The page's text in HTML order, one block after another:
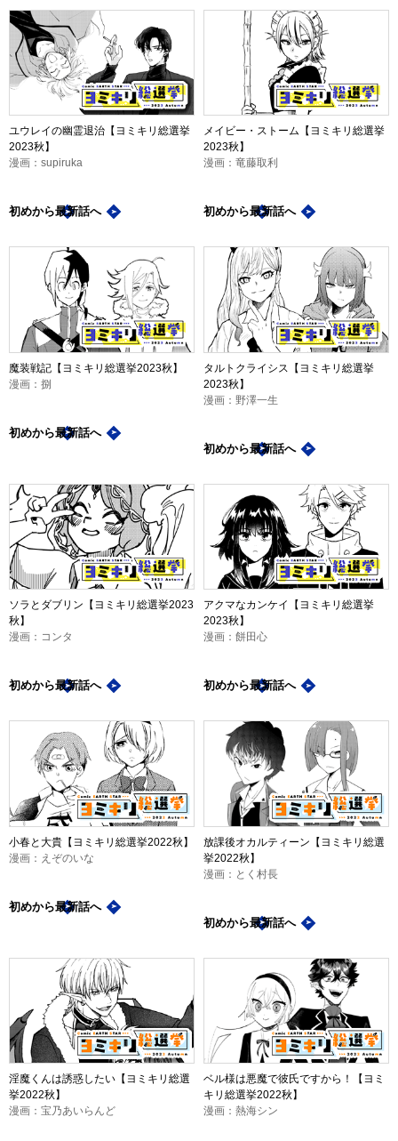
ユウレイの幽霊退治【ヨミキリ総選挙
2023秋】
漫画：supiruka
初めから最新話へ
メイビー・ストーム【ヨミキリ総選挙
2023秋】
漫画：竜藤取利
初めから最新話へ
魔装戦記【ヨミキリ総選挙2023秋】
漫画：捌
初めから最新話へ
タルトクライシス【ヨミキリ総選挙
2023秋】
漫画：野澤一生
初めから最新話へ
ソラとダブリン【ヨミキリ総選挙2023
秋】
漫画：コンタ
初めから最新話へ
アクマなカンケイ【ヨミキリ総選挙
2023秋】
漫画：餅田心
初めから最新話へ
小春と大貴【ヨミキリ総選挙2022秋】
漫画：えぞのいな
初めから最新話へ
放課後オカルティーン【ヨミキリ総選
挙2022秋】
漫画：とく村長
初めから最新話へ
淫魔くんは誘惑したい【ヨミキリ総選
挙2022秋】
漫画：宝乃あいらんど
ベル様は悪魔で彼氏ですから！【ヨミ
キリ総選挙2022秋】
漫画：熱海シン